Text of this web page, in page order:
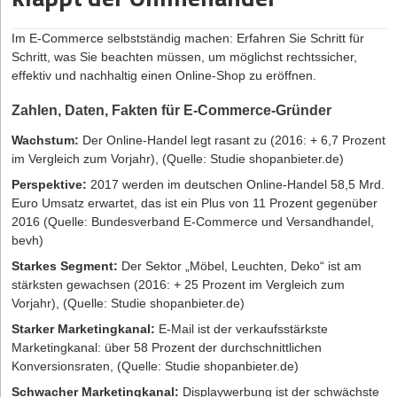
Welche Rechtformen sind in der IT-Branche üblich?
Es gibt eine Vielzahl von Rechtsformen, die sich grundsätzlich in
Personen- und Kapitalgesellschaften unterteilen lassen. Zu den
gängigsten Formen, die bei der Gründung von Softwareunternehmen
GmbH & Co. KG.
Unternehmergesellschaft (UG) (haftungsbeschränkt).
Gesellschaft bürgerlichen Rechts (GbR).
Einzelunternehmen.
Personengesellschaften wie GbR oder GmbH & Co. KG sollten
mindestens aus zwei Gesellschaftern bestehen, die kein Mindestkapital
zur Gründung benötigen, aber dabei persönlich und unbeschränkt mit
wie GmbH und UG sollten Gesellschafter (das kann auch ein
Gesellschafter sein) ein Stammkapital haben. Das ist eine gute Wahl,
falls Gesellschafter ihre Haftung auf das Gesellschaftsvermögen
beschränken möchten. Bei der Rechtsform des Einzelunternehmens
Selbstständiger Immobilienmakler - Voraussetzung 2:
Anerkannte Qualifikation
Die Berufsbezeichnung „Immobilienmakler“ ist in Deutschland nicht
geschützt. Das bedeutet, dass jeder sich so nennen darf, auch
will, muss durch eine angemessene Qualifikation überzeugen.
Verschiedene Wege führen zum Maklerberuf:
Studium: Sowohl private als auch öffentliche Universitäten und
Hochschulen bieten verschiedene Studiengänge für die
Immobilienbranche an, darunter beispielsweise Bau- und
Immobilienmanagement, Betriebswirtschaft und
Immobilienmanagement, Immobilienbewertung,
dieser Fächer werden ausschließlich als Masterstudium
angeboten. Eine Auflistung des Studienangebots bietet zum
Beispiel Studycheck.de.
Ausbildung:Neben einem Hochschulstudium bietet sich eine
klassische Ausbildung als Immobilienkaufmann/-kauffrau an. Die
Ausbildung dauert drei Jahre, lässt sich unter Umständen aber
auch verkürzen. Der Vorteil: In der Regel übernimmt das
Im E-Commerce selbstständig machen: Erfahren Sie Schritt für
Schritt, was Sie beachten müssen, um möglichst rechtssicher,
effektiv und nachhaltig einen Online-Shop zu eröffnen.
Zahlen, Daten, Fakten für E-Commerce-Gründer
Wachstum: Der Online-Handel legt rasant zu (2016: + 6,7 Prozent
im Vergleich zum Vorjahr), (Quelle: Studie shopanbieter.de)
Perspektive: 2017 werden im deutschen Online-Handel 58,5 Mrd.
Euro Umsatz erwartet, das ist ein Plus von 11 Prozent gegenüber
2016 (Quelle: Bundesverband E-Commerce und Versandhandel,
bevh)
Starkes Segment: Der Sektor „Möbel, Leuchten, Deko“ ist am
stärksten gewachsen (2016: + 25 Prozent im Vergleich zum
Vorjahr), (Quelle: Studie shopanbieter.de)
Starker Marketingkanal: E-Mail ist der verkaufsstärkste
Marketingkanal: über 58 Prozent der durchschnittlichen
Konversionsraten, (Quelle: Studie shopanbieter.de)
Schwacher Marketingkanal: Displaywerbung ist der schwächste